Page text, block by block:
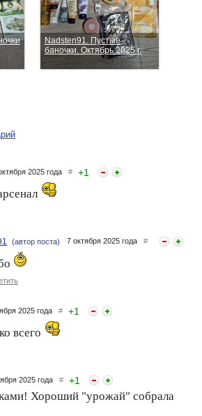
Nadsten91. Пустые
баночки. Октябрь 2025 г.
Мина-mnm. Мои пустые
2025 года # +1
(автор поста) 7 октября 2025 года #
2025 года # +1
всего
2025 года # +1
Хороший "урожай" собрала